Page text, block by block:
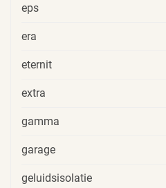
eps
era
eternit
extra
gamma
garage
geluidsisolatie